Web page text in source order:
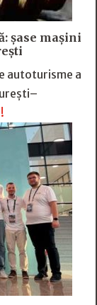
șase mașini
autoturisme a